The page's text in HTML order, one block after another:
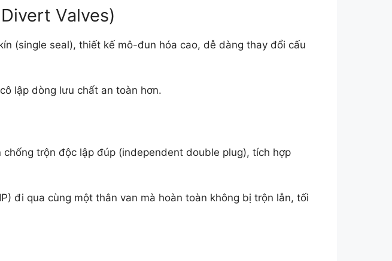
Valves)
(single seal), thiết kế mô-đun hóa cao, dễ dàng thay đổi cấu
lập dòng lưu chất an toàn hơn.
chống trộn độc lập đúp (independent double plug), tích hợp
đi qua cùng một thân van mà hoàn toàn không bị trộn lẫn, tối